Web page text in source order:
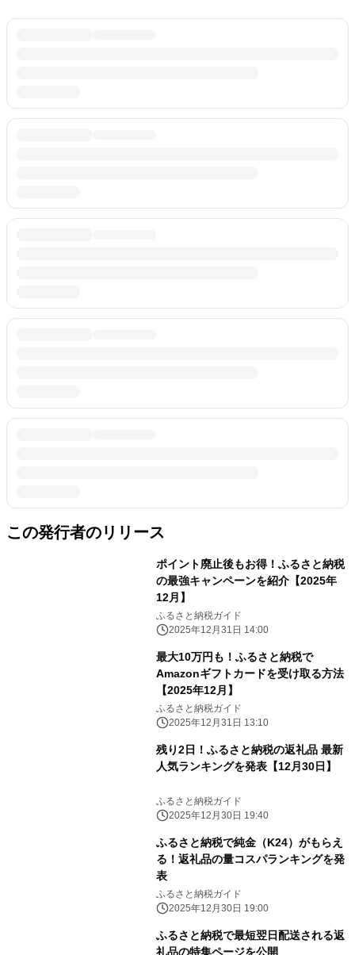
この発行者のリリース
ポイント廃止後もお得！ふるさと納税
の最強キャンペーンを紹介【2025年
12月】
ふるさと納税ガイド
2025年12月31日 14:00
最大10万円も！ふるさと納税で
Amazonギフトカードを受け取る方法
【2025年12月】
ふるさと納税ガイド
2025年12月31日 13:10
残り2日！ふるさと納税の返礼品 最新
人気ランキングを発表【12月30日】
ふるさと納税ガイド
2025年12月30日 19:40
ふるさと納税で純金（K24）がもらえ
る！返礼品の量コスパランキングを発
表
ふるさと納税ガイド
2025年12月30日 19:00
ふるさと納税で最短翌日配送される返
礼品の特集ページを公開